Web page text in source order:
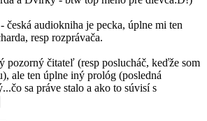
česká audiokniha je pecka, úplne mi ten
resp rozprávača.
pozorný čitateľ (resp poslucháč, keďže som
ale ten úplne iný prológ (posledná
sa práve stalo a ako to súvisí s